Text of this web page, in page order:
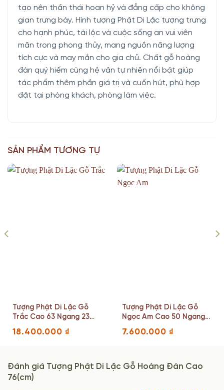
tạo nên thần thái hoan hỷ và đẳng cấp cho không
gian trưng bày. Hình tượng Phật Di Lặc tượng trưng
cho hạnh phúc, tài lộc và cuộc sống an vui viên
mãn trong phong thủy, mang nguồn năng lượng
tích cực và may mắn cho gia chủ. Chất gỗ hoàng
đàn quý hiếm cùng hệ vân tự nhiên nổi bật giúp
tác phẩm thêm phần giá trị và cuốn hút, phù hợp
đặt tại phòng khách, phòng làm việc.
SẢN PHẨM TƯƠNG TỰ
Tượng Phật Di Lặc Gỗ
Trắc Cao 63 Ngang 23
18.400.000 ₫
Tượng Phật Di Lặc Gỗ
Ngọc Am Cao 50 Ngang
7.600.000 ₫
Đánh giá Tượng Phật Di Lặc Gỗ Hoàng Đàn Cao
76(cm)